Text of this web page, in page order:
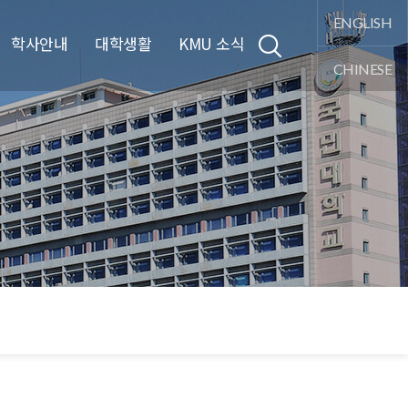
학사안내 대학생활 KMU 소식
ENGLISH
CHINESE